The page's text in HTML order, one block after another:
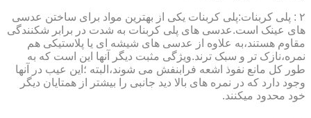
۲ : پلی کربنات:پلی کربنات یکی از بهترین مواد برای ساختن عدسی
های عینک است.عدسی های پلی کربنات به شدت در برابر شکنندگی
مقاوم هستند،به علاوه از عدسی های شیشه ای یا پلاستیکی هم
نمره،نازک تر و سبک ترند.ویژگی مثبت دیگر آنها این است که به
طور کل مانع نفوذ اشعه فرابنفش می شوند،البته ؛این عیب در آنها
وجود دارد که در نمره های بالا دید جانبی را بیشتر از همتایان دیگر
خود محدود میکنند.